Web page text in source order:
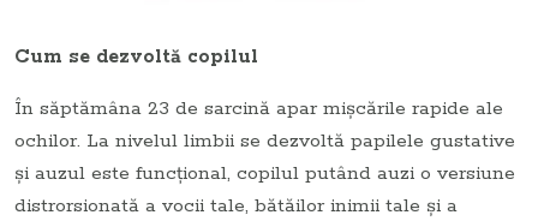
Cum se dezvoltă copilul
În săptămâna 23 de sarcină apar mişcările rapide ale
ochilor. La nivelul limbii se dezvoltă papilele gustative
şi auzul este funcţional, copilul putând auzi o versiune
distrorsionată a vocii tale, bătăilor inimii tale şi a